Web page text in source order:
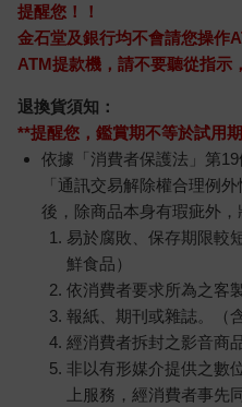
提醒您！！
金石堂及銀行均不會請您操作
ATM提款機，請不要聽從指示
退換貨須知：
**提醒您，鑑賞期不等於試用
依據「消費者保護法」第
「通訊交易解除權合理例
後，除商品本身有瑕疵外，
易於腐敗、保存期限較
鮮食品）
依消費者要求所為之客
報紙、期刊或雜誌。（
經消費者拆封之影音商
非以有形媒介提供之數
上服務，經消費者事先